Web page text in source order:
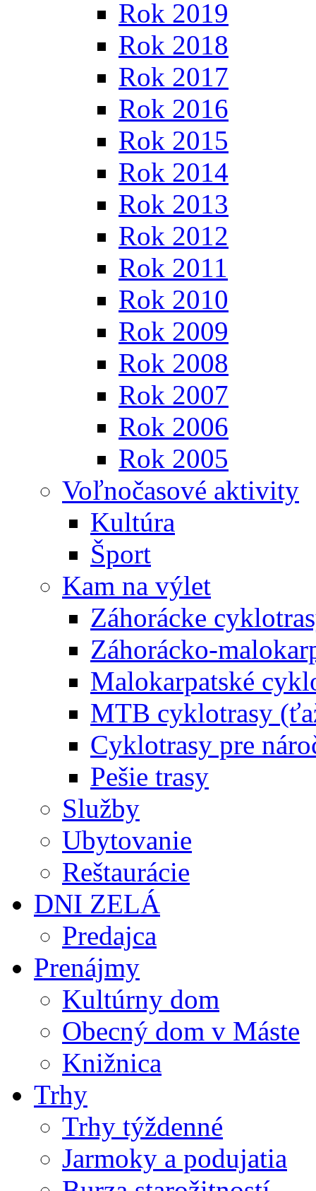
Rok 2019
Rok 2018
Rok 2017
Rok 2016
Rok 2015
Rok 2014
Rok 2013
Rok 2012
Rok 2011
Rok 2010
Rok 2009
Rok 2008
Rok 2007
Rok 2006
Rok 2005
Voľnočasové aktivity
Kultúra
Šport
Kam na výlet
Záhorácke
Záhorácko-
Malokarpatské
MTB cyklotrasy
Cyklotrasy pre
Pešie trasy
Služby
Ubytovanie
Reštaurácie
DNI ZELÁ
Predajca
Prenájmy
Kultúrny dom
Obecný dom v Máste
Knižnica
Trhy
Trhy týždenné
Jarmoky a podujatia